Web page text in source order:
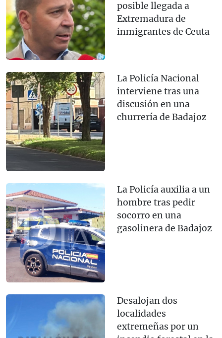
posible llegada a
Extremadura de
inmigrantes de Ceuta
La Policía Nacional
interviene tras una
discusión en una
churrería de Badajoz
La Policía auxilia a un
hombre tras pedir
socorro en una
gasolinera de Badajoz
Desalojan dos
localidades
extremeñas por un